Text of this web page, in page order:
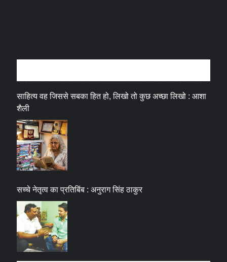
साहित्य वह जिससे सबका हित हो, लिखो तो कुछ अच्छा लिखो : आशा
शैली
सच्चे नेतृत्व का प्रतिबिंब : अनुराग सिंह ठाकुर